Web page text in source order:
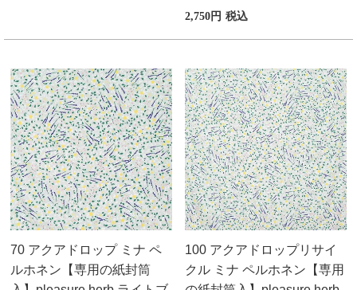
2,750 税込
70 アクアドロップ ミナ ペ
ルホネン【専用の紙封筒
100 アクアドロップリサイ
クル ミナ ペルホネン【専用